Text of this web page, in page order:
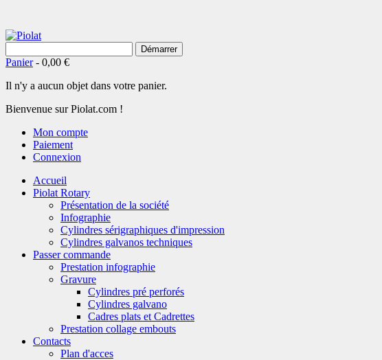
Démarrer
Panier- 0,00 €
Il n'y a aucun objet dans votre panier.
Bienvenue sur Piolat.com !
Mon compte
Paiement
Connexion
Accueil
Piolat Rotary
Présentation de la société
Infographie
Cylindres sérigraphiques d'impression
Cylindres galvanos techniques
Passer commande
Prestation infographie
Gravure
Cylindres pré perforés
Cylindres galvano
Cadres plats et Cadrettes
Prestation collage embouts
Contacts
Plan d'acces